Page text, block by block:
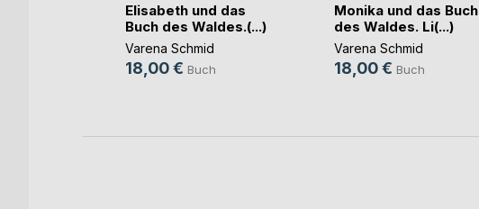
Elisabeth und das
Buch des Waldes.(...)
Varena Schmid
18,00 € Buch
Monika und das Buch
des Waldes. Li(...)
Varena Schmid
18,00 € Buch